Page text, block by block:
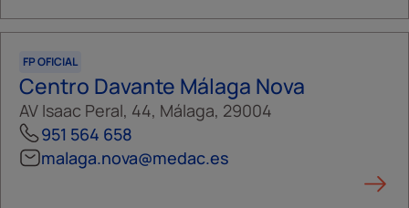
FP OFICIAL
Centro Davante Málaga Nova
AV Isaac Peral, 44, Málaga, 29004
951 564 658
malaga.nova@medac.es